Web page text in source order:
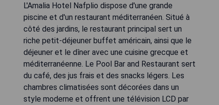
L'Amalia Hotel Nafplio dispose d'une grande
piscine et d'un restaurant méditerranéen. Situé à
côté des jardins, le restaurant principal sert un
riche petit-déjeuner buffet américain, ainsi que le
déjeuner et le dîner avec une cuisine grecque et
méditerranéenne. Le Pool Bar and Restaurant sert
du café, des jus frais et des snacks légers. Les
chambres climatisées sont décorées dans un
style moderne et offrent une télévision LCD par